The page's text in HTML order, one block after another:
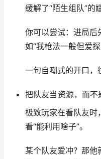
缓解了“陌生组队”的
你可以尝试：进局后
如“我枪法一般但爱
一句自嘲式的开口，
把队友当资源，而不
极致玩家在看队友时
看“能利用啥子”。
某个队友爱冲？那他